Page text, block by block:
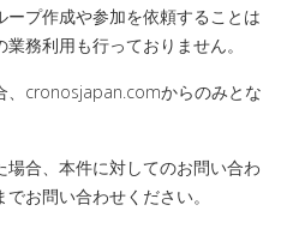
プ作成や参加を依頼することは
務利用も行っておりません。
、cronosjapan.comからのみとな
合、本件に対してのお問い合わ
お問い合わせください。